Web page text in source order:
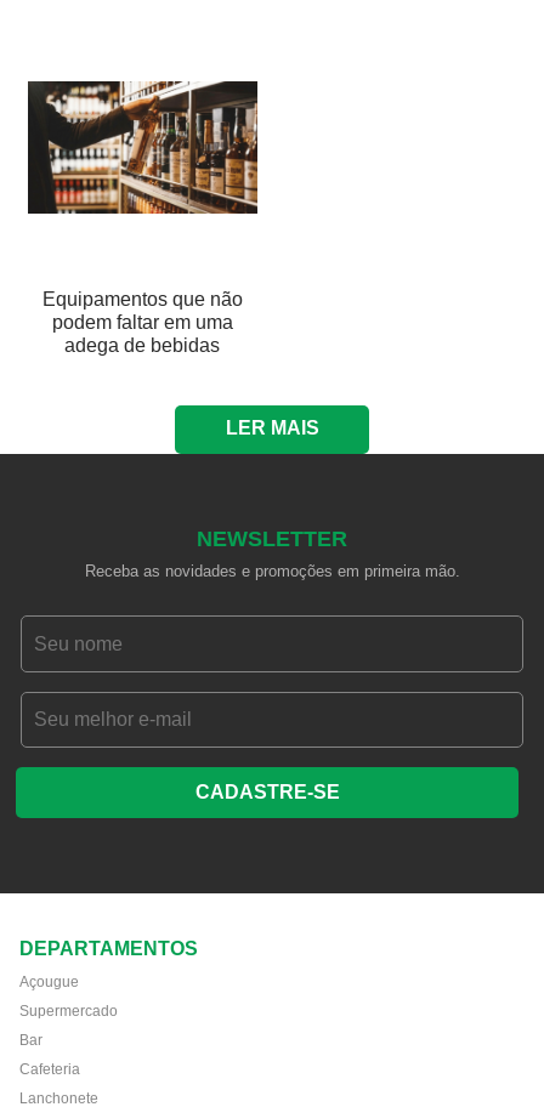
Equipamentos que não
podem faltar em uma
adega de bebidas
LER MAIS
NEWSLETTER
Receba as novidades e promoções em primeira mão.
CADASTRE-SE
DEPARTAMENTOS
Açougue
Supermercado
Bar
Cafeteria
Lanchonete